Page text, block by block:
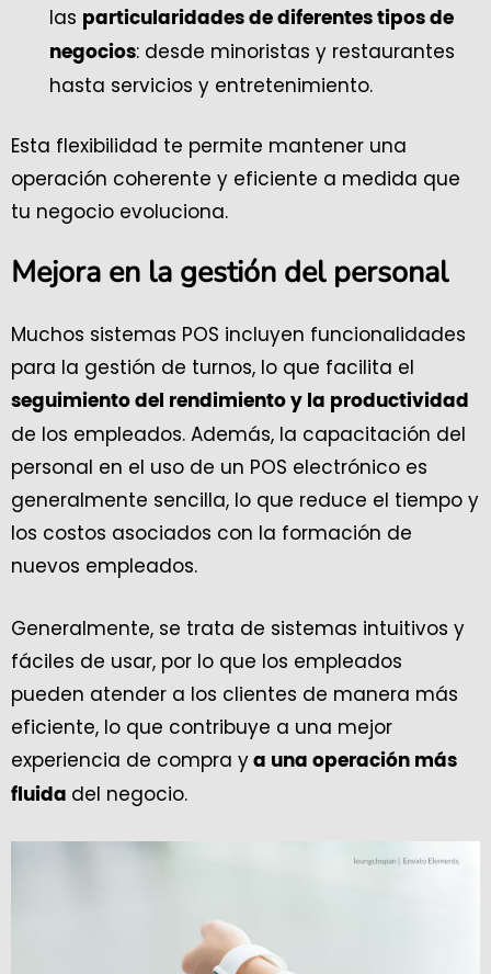
las particularidades de diferentes tipos de
negocios: desde minoristas y restaurantes
hasta servicios y entretenimiento.
Esta flexibilidad te permite mantener una
operación coherente y eficiente a medida que
tu negocio evoluciona.
Mejora en la gestión del personal
Muchos sistemas POS incluyen funcionalidades
para la gestión de turnos, lo que facilita el
seguimiento del rendimiento y la productividad
de los empleados. Además, la capacitación del
personal en el uso de un POS electrónico es
generalmente sencilla, lo que reduce el tiempo y
los costos asociados con la formación de
nuevos empleados.
Generalmente, se trata de sistemas intuitivos y
fáciles de usar, por lo que los empleados
pueden atender a los clientes de manera más
eficiente, lo que contribuye a una mejor
experiencia de compra y a una operación más
fluida del negocio.